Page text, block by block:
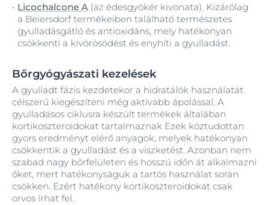
Licochalcone A (az édesgyökér kivonata). Kizárólag
a Beiersdorf termékeiben található természetes
gyulladásgátló és antioxidáns, mely hatékonyan
csökkenti a kivörösödést és enyhíti a gyulladást.
Bőrgyógyászati kezelések
A gyulladt fázis kezdetekor a hidratálók használatát
célszerű kiegészíteni még aktívabb ápolással. A
gyulladásos ciklusra készült termékek általában
kortikoszteroidokat tartalmaznak Ezek köztudottan
gyors eredményt elérő anyagok, melyek hatékonyan
csökkentik a gyulladást és a viszketést. Azonban nem
szabad nagy bőrfelületen és hosszú időn át alkalmazni
őket, mert hatékonyságuk a tartós használat során
csökken. Ezért hatékony kortikoszteroidokat csak
orvos írhat fel.